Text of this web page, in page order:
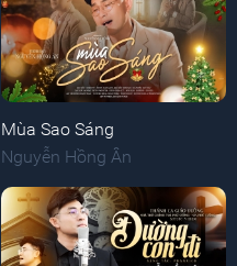
Mùa Sao Sáng
Nguyễn Hồng Ân